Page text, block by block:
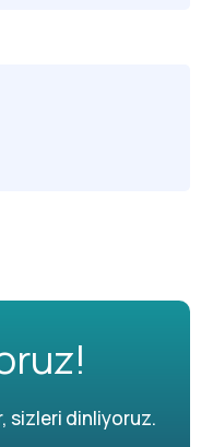
sizleri dinliyoruz.